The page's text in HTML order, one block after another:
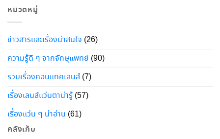
หมวดหมู่
ข่าวสารและเรื่องน่าสนใจ (26)
ความรู้ดี ๆ จากจักษุแพทย์ (90)
รวมเรื่องคอนแทคเลนส์ (7)
เรื่องเลนส์แว่นตาน่ารู้ (57)
เรื่องแว่น ๆ น่าอ่าน (61)
คลังเก็บ